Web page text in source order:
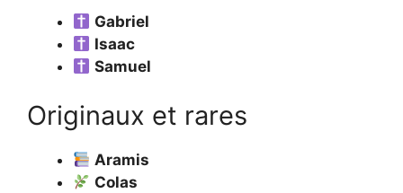
Gabriel
Isaac
Samuel
Originaux et rares
Aramis
Colas